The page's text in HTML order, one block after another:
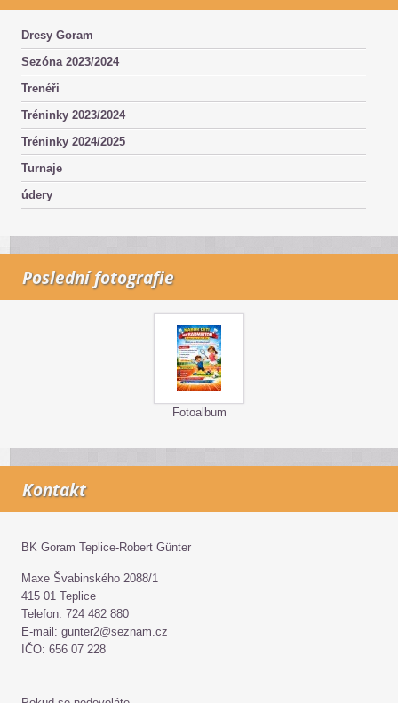
Dresy Goram
Sezóna 2023/2024
Trenéři
Tréninky 2023/2024
Tréninky 2024/2025
Turnaje
údery
Poslední fotografie
Fotoalbum
Kontakt
BK Goram Teplice-Robert Günter
Maxe Švabinského 2088/1
415 01 Teplice
Telefon: 724 482 880
E-mail: gunter2@seznam.cz
IČO: 656 07 228